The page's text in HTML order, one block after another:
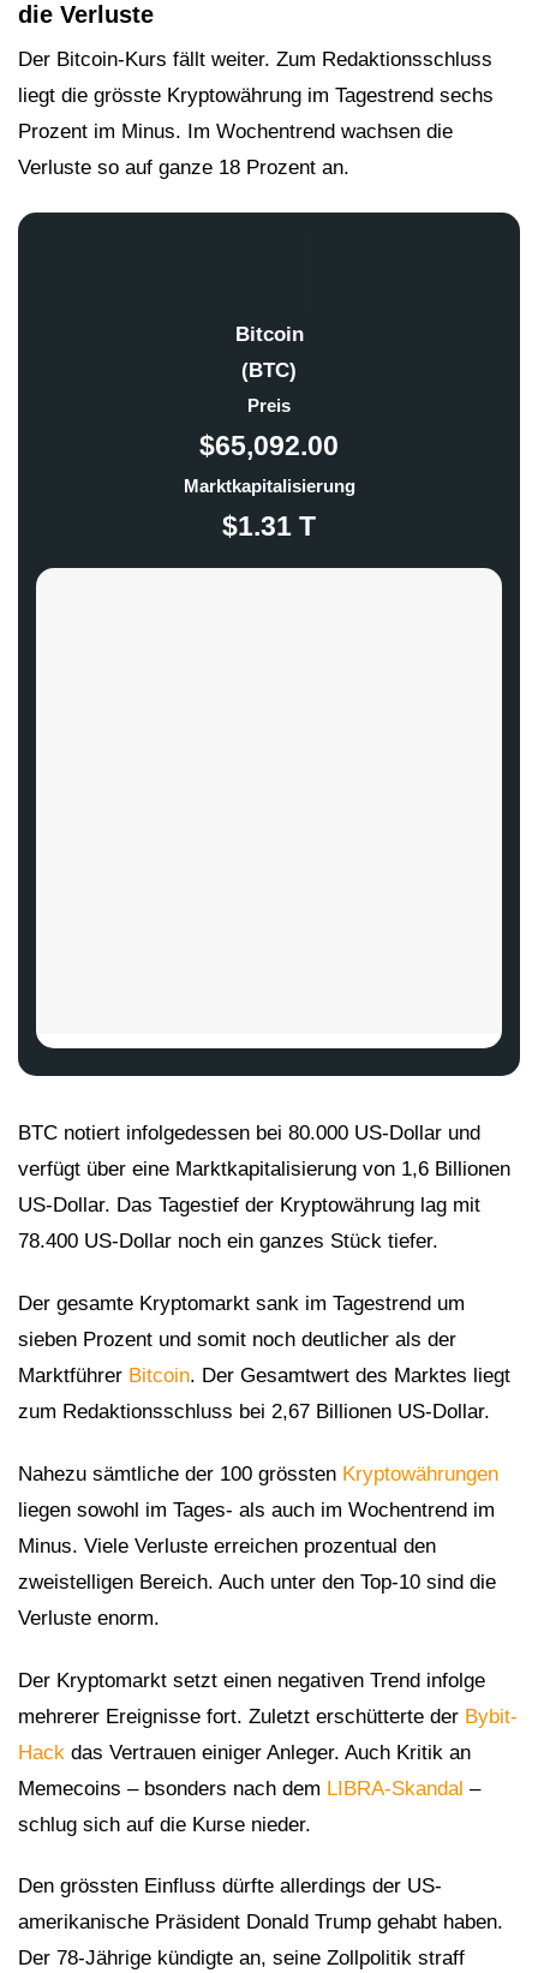
die Verluste
Der Bitcoin-Kurs fällt weiter. Zum Redaktionsschluss
liegt die grösste Kryptowährung im Tagestrend sechs
Prozent im Minus. Im Wochentrend wachsen die
Verluste so auf ganze 18 Prozent an.
Bitcoin
(BTC)
Preis
$65,092.00
Marktkapitalisierung
$1.31 T
BTC notiert infolgedessen bei 80.000 US-Dollar und
verfügt über eine Marktkapitalisierung von 1,6 Billionen
US-Dollar. Das Tagestief der Kryptowährung lag mit
78.400 US-Dollar noch ein ganzes Stück tiefer.
Der gesamte Kryptomarkt sank im Tagestrend um
sieben Prozent und somit noch deutlicher als der
Marktführer Bitcoin. Der Gesamtwert des Marktes liegt
zum Redaktionsschluss bei 2,67 Billionen US-Dollar.
Nahezu sämtliche der 100 grössten Kryptowährungen
liegen sowohl im Tages- als auch im Wochentrend im
Minus. Viele Verluste erreichen prozentual den
zweistelligen Bereich. Auch unter den Top-10 sind die
Verluste enorm.
Der Kryptomarkt setzt einen negativen Trend infolge
mehrerer Ereignisse fort. Zuletzt erschütterte der Bybit-
Hack das Vertrauen einiger Anleger. Auch Kritik an
Memecoins – bsonders nach dem LIBRA-Skandal –
schlug sich auf die Kurse nieder.
Den grössten Einfluss dürfte allerdings der US-
amerikanische Präsident Donald Trump gehabt haben.
Der 78-Jährige kündigte an, seine Zollpolitik straff